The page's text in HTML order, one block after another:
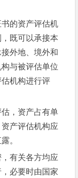
的资产评估机
既可以承接本
外地、境外和
与被评估单位
机构进行评
，资产占有单
产评估机构应
。
有关各方均应
必要时由国家